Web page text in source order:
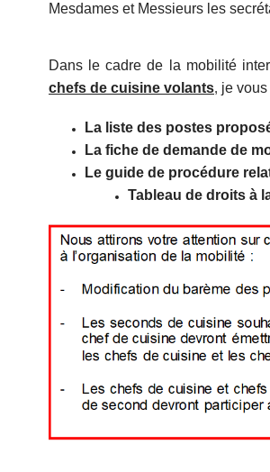
Mesdames et Messieurs les
Dans le cadre de la mobilité
chefs de cuisine volants, je
La liste des postes
La fiche de demande de
Le guide de procédure
Tableau de droits à